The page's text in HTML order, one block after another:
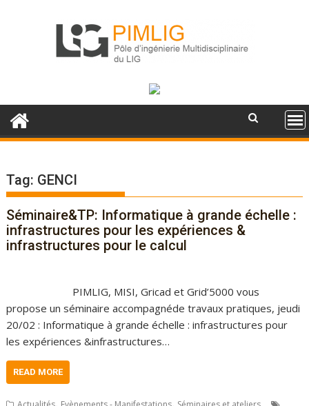
c
n
Tag: GENCI
Séminaire&TP: Informatique à grande échelle :
infrastructures pour les expériences &
infrastructures pour le calcul
PIMLIG, MISI, Gricad et Grid’5000 vous
propose un séminaire accompagnéde travaux pratiques, jeudi
20/02 : Informatique à grande échelle : infrastructures pour
les expériences &infrastructures…
READ MORE
, ,